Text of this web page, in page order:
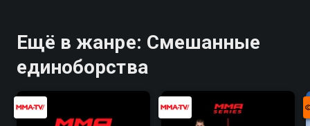
Ещё в жанре: Смешанные
единоборства